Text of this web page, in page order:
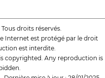
droits réservés.
Internet est protégé par le droit
est interdite.
copyrighted. Any reproduction is